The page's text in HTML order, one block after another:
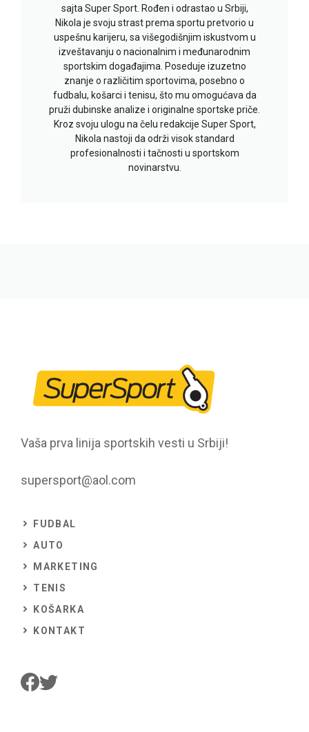
sajta Super Sport. Rođen i odrastao u Srbiji,
Nikola je svoju strast prema sportu pretvorio u
uspešnu karijeru, sa višegodišnjim iskustvom u
izveštavanju o nacionalnim i međunarodnim
sportskim događajima. Poseduje izuzetno
znanje o različitim sportovima, posebno o
fudbalu, košarci i tenisu, što mu omogućava da
pruži dubinske analize i originalne sportske priče.
Kroz svoju ulogu na čelu redakcije Super Sport,
Nikola nastoji da održi visok standard
profesionalnosti i tačnosti u sportskom
novinarstvu.
Vaša prva linija sportskih vesti u Srbiji!
supersport@aol.com
FUDBAL
AUTO
MARKETING
TENIS
KOŠARKA
KONTAKT